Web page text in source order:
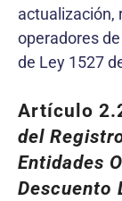
actualización,
operadores
de Ley 1527
Artículo
del
Entidades
Descuento